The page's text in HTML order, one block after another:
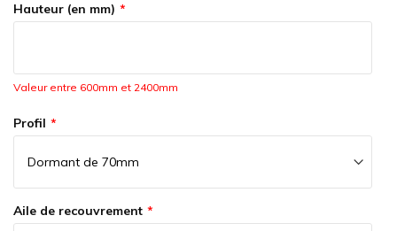
Hauteur (en mm)
Valeur entre 600mm et 2400mm
Profil
Aile de recouvrement